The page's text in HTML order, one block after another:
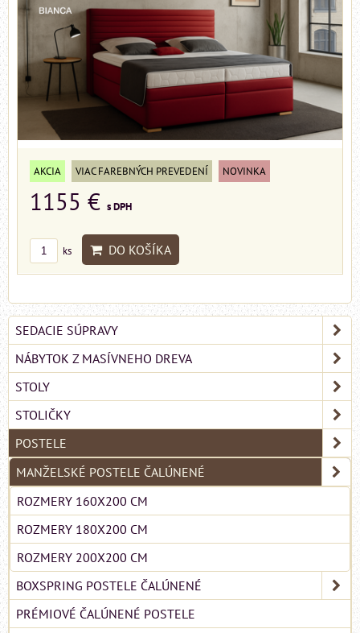
AKCIA VIAC FAREBNÝCH PREVEDENÍ NOVINKA
1155 € s DPH
ks DO KOŠÍKA
SEDACIE SÚPRAVY
NÁBYTOK Z MASÍVNEHO DREVA
STOLY
STOLIČKY
POSTELE
MANŽELSKÉ POSTELE ČALÚNENÉ
ROZMERY 160X200 CM
ROZMERY 180X200 CM
ROZMERY 200X200 CM
BOXSPRING POSTELE ČALÚNENÉ
PRÉMIOVÉ ČALÚNENÉ POSTELE